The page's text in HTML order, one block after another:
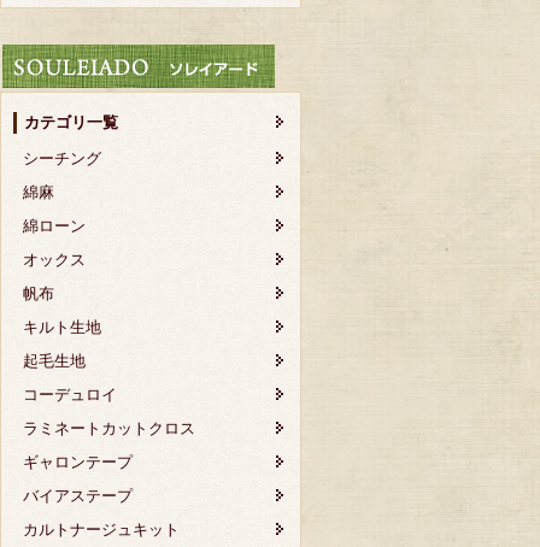
カテゴリ一覧
シーチング
綿麻
綿ローン
オックス
帆布
キルト生地
起毛生地
コーデュロイ
ラミネートカットクロス
ギャロンテープ
バイアステープ
カルトナージュキット